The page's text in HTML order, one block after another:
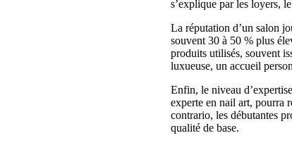
s’explique par les loyers,
La réputation d’un salon
souvent 30 à 50 % plus
produits utilisés, souvent
luxueuse, un accueil
Enfin, le niveau
experte en nail art, pourra
contrario, les débutantes
qualité de base.